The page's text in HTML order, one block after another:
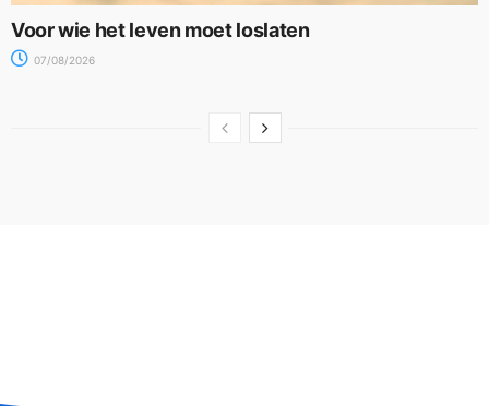
Voor wie het leven moet loslaten
07/08/2026